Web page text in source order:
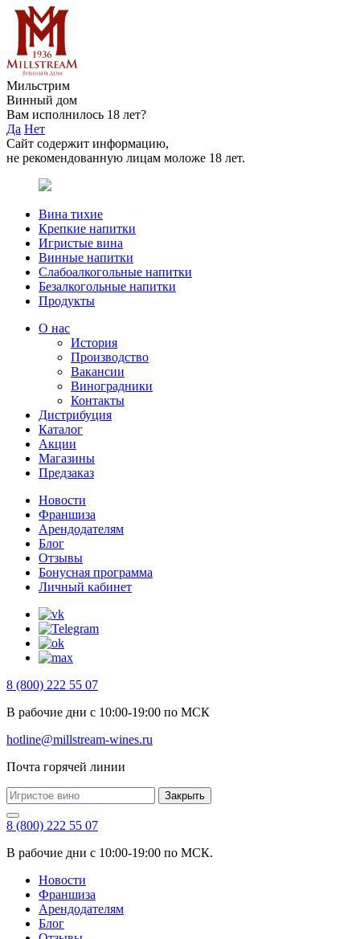
Мильстрим
Винный дом
Вам исполнилось 18 лет?
Да Нет
Сайт содержит информацию,
не рекомендованную лицам моложе 18 лет.
Вина тихие
Крепкие напитки
Игристые вина
Винные напитки
Слабоалкогольные напитки
Безалкогольные напитки
Продукты
О нас
История
Производство
Вакансии
Виноградники
Контакты
Дистрибуция
Каталог
Акции
Магазины
Предзаказ
Новости
Франшиза
Арендодателям
Блог
Отзывы
Бонусная программа
Личный кабинет
8 (800) 222 55 07
В рабочие дни с 10:00-19:00 по МСК
hotline@millstream-wines.ru
Почта горячей линии
Закрыть
8 (800) 222 55 07
В рабочие дни с 10:00-19:00 по МСК.
Новости
Франшиза
Арендодателям
Блог